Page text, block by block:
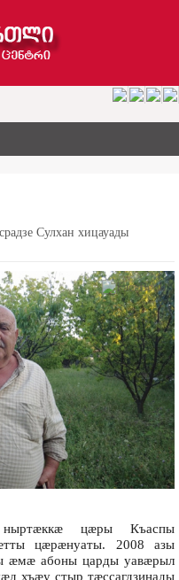
Сулхан хицауады
ныртæккæ цæры Къаспы
цæрæнуаты. 2008 азы
æмæ абоны царды уавæрыл
хъæу стыр тæссагдзинады